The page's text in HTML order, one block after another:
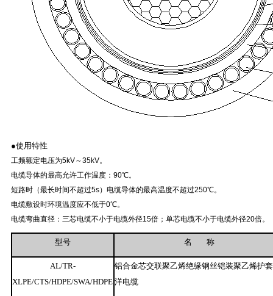
●使用特性
工频额定电压为5kV～35kV。
电缆导体的最高允许工作温度：90℃。
短路时（最长时间不超过5s）电缆导体的最高温度不超过250℃。
电缆敷设时环境温度应不低于0℃。
电缆弯曲直径：三芯电缆不小于电缆外径15倍；单芯电缆不小于电缆外径20倍。
型号 名 称
AL/TR-
XLPE/CTS/HDPE/SWA/HDPE
铝合金芯交联聚乙烯绝缘钢丝铠装聚乙烯护
洋电缆